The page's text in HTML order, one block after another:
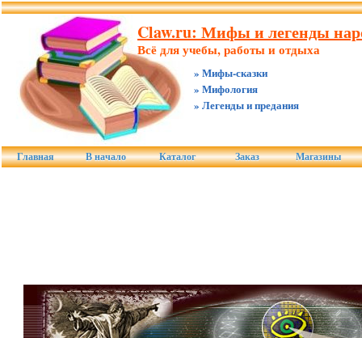
Claw.ru: Мифы и легенды
Всё для учебы, работы и отдыха
» Мифы-сказки
» Мифология
» Легенды и предания
Главная В начало Каталог Заказ Магазины